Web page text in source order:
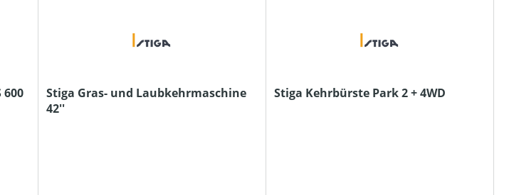
600
Stiga Gras- und Laubkehrmaschine
42''
Stiga Kehrbürste Park 2 + 4WD